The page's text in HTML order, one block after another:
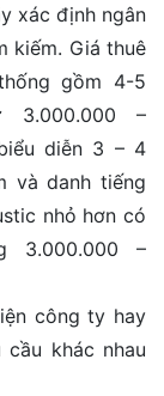
xác định ngân
kiếm. Giá thuê
gồm 4-5
–
diễn 3 – 4
và danh tiếng
nhỏ hơn có
3.000.000 –
công ty hay
khác nhau